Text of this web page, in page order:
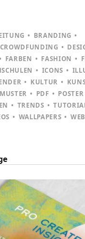
BRANDING
CROWDFUNDING
FARBEN FASHION
ICONS
KULTUR
PDF POSTER
TRENDS
WALLPAPERS